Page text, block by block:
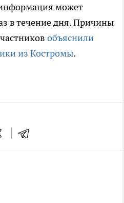
может
в течение дня. Причины
объяснили
из Костромы.